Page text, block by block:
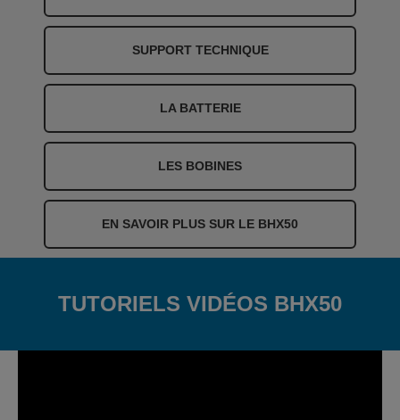
SUPPORT TECHNIQUE
LA BATTERIE
LES BOBINES
EN SAVOIR PLUS SUR LE BHX50
TUTORIELS VIDÉOS BHX50